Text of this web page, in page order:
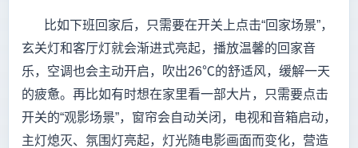
比如下班回家后，只需要在开关上点击“回家场景”，
玄关灯和客厅灯就会渐进式亮起，播放温馨的回家音
乐，空调也会主动开启，吹出26℃的舒适风，缓解一天
的疲惫。再比如有时想在家里看一部大片，只需要点击
开关的“观影场景”，窗帘会自动关闭，电视和音箱启动，
主灯熄灭、氛围灯亮起，灯光随电影画面而变化，营造